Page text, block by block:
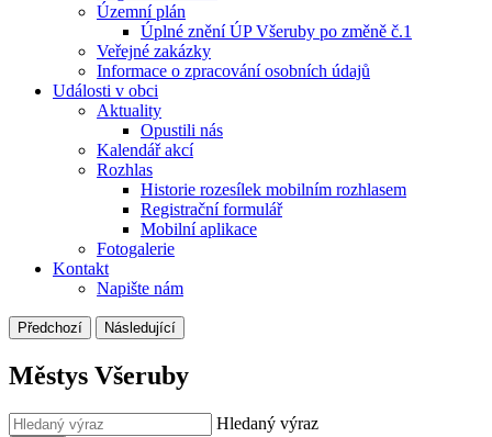
Územní plán
Úplné znění ÚP Všeruby po změně č.1
Veřejné zakázky
Informace o zpracování osobních údajů
Události v obci
Aktuality
Opustili nás
Kalendář akcí
Rozhlas
Historie rozesílek mobilním rozhlasem
Registrační formulář
Mobilní aplikace
Fotogalerie
Kontakt
Napište nám
Předchozí Následující
Městys Všeruby
Hledaný výraz